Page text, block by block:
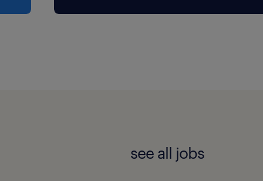
see all jobs